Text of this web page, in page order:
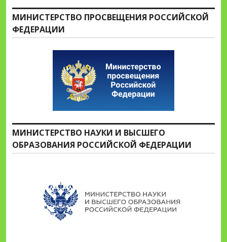
МИНИСТЕРСТВО ПРОСВЕЩЕНИЯ РОССИЙСКОЙ
ФЕДЕРАЦИИ
МИНИСТЕРСТВО НАУКИ И ВЫСШЕГО
ОБРАЗОВАНИЯ РОССИЙСКОЙ ФЕДЕРАЦИИ